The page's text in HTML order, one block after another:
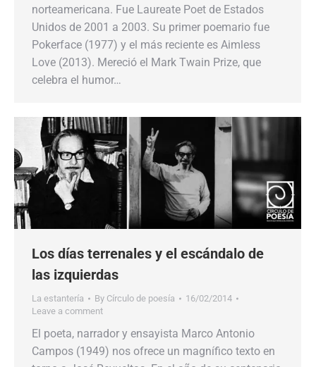
norteamericana. Fue Laureate Poet de Estados
Unidos de 2001 a 2003. Su primer poemario fue
Pokerface (1977) y el más reciente es Aimless
Love (2013). Mereció el Mark Twain Prize, que
celebra el humor…
Los días terrenales y el escándalo de
las izquierdas
La estantería By Círculo de poesía
16/02/2014
Leave a comment
El poeta, narrador y ensayista Marco Antonio
Campos (1949) nos ofrece un magnífico texto en